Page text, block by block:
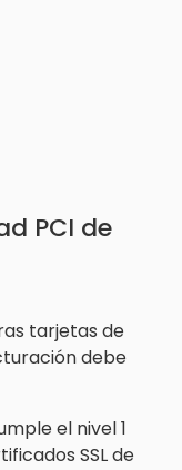
PCI de
tarjetas de
debe
el nivel 1
SSL de